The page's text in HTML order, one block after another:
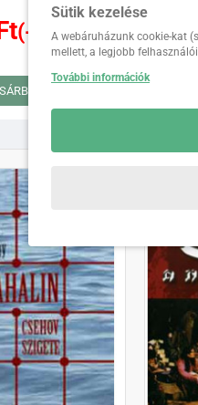
(-57%)
Sütik kezelése
A webáruházunk cookie-kat
mellett, a legjobb
További információk